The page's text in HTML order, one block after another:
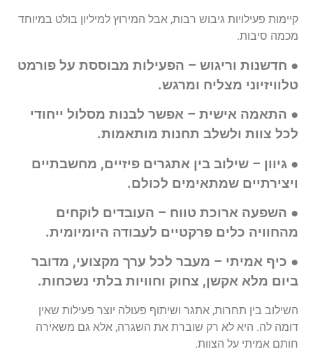
קיימות פעילויות גיבוש רבות, אבל המירוץ למיליון בולט במיוחד
מכמה סיבות.
● חדשנות וריגוש – הפעילות מבוססת על פורמט
טלוויזיוני מצליח ומרגש.
● התאמה אישית – אפשר לבנות מסלול ייחודי
לכל צוות ולשלב תחנות מותאמות.
● גיוון – שילוב בין אתגרים פיזיים, מחשבתיים
ויצירתיים שמתאימים לכולם.
● השפעה ארוכת טווח – העובדים לוקחים
מהחוויה כלים פרקטיים לעבודה היומיומית.
● כיף אמיתי – מעבר לכל ערך מקצועי, מדובר
ביום מלא אקשן, צחוק וחוויות בלתי נשכחות.
השילוב בין תחרות, אתגר ושיתוף פעולה יוצר פעילות שאין
דומה לה. היא לא רק שוברת את השגרה, אלא גם משאירה
חותם אמיתי על הצוות.